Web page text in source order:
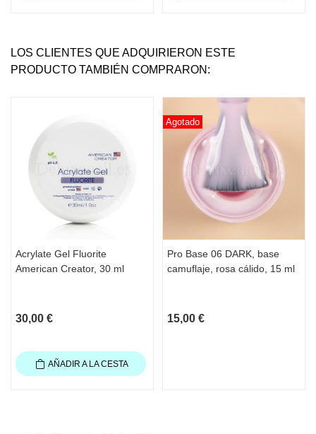
LOS CLIENTES QUE ADQUIRIERON ESTE
PRODUCTO TAMBIÉN COMPRARON:
Acrylate Gel Fluorite
American Creator, 30 ml
30,00 €
AÑADIR A LA CESTA
Agotado
Pro Base 06 DARK, base
camuflaje, rosa cálido, 15 ml
15,00 €